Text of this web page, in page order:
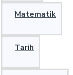
Matematik
Tarih